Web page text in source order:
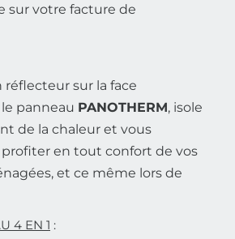
sur votre facture de
réflecteur sur la face
panneau PANOTHERM, isole
de la chaleur et vous
en tout confort de vos
et ce même lors de
4 EN 1 :